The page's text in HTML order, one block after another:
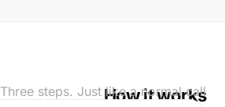
How it works
Three steps. Just like a normal call.